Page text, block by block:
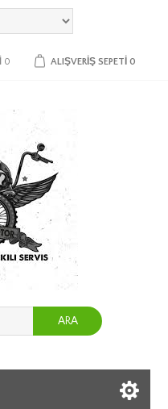
0 ALIŞVERIŞ SEPETI 0
ARA